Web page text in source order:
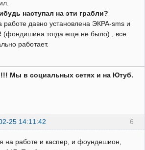
наступал на эти грабли?
работе давно установлена ЭКРА-sms и
(фондишина тогда еще не было) , все
работает.
Мы в социальных сетях и на Ютуб.
6
25 14:11:42
на работе и каспер, и фоундешион,